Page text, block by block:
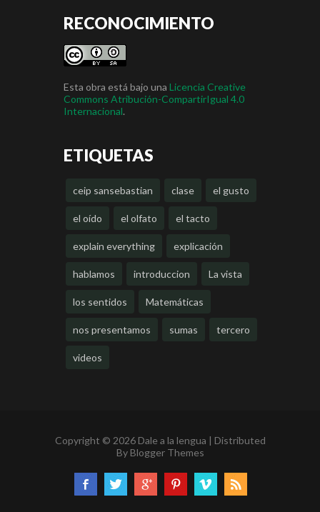
RECONOCIMIENTO
Esta obra está bajo una Licencia Creative
Commons Atribución-CompartirIgual 4.0
Internacional.
ETIQUETAS
ceip sansebastian clase el gusto
el oído el olfato el tacto
explain everything explicación
hablamos introduccion La vista
los sentidos Matemáticas
nos presentamos sumas tercero
videos
Copyright © 2026 Dale a la lengua | Distributed
By Blogger Themes